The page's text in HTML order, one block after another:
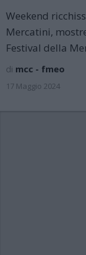
Weekend
Mercatini,
Festival della
di mcc - fmeo
17 Maggio 2024